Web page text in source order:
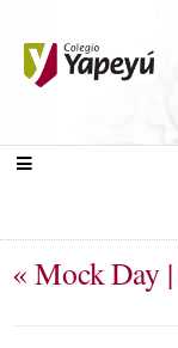
« Mock Day